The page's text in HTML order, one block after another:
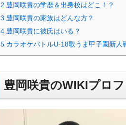
2 豊岡咲貴の学歴＆出身校はどこ！？
3 豊岡咲貴の家族はどんな方？
4 豊岡咲貴に彼氏はいる？
5 カラオケバトルU-18歌うま甲子園新人
豊岡咲貴のWIKIプロ